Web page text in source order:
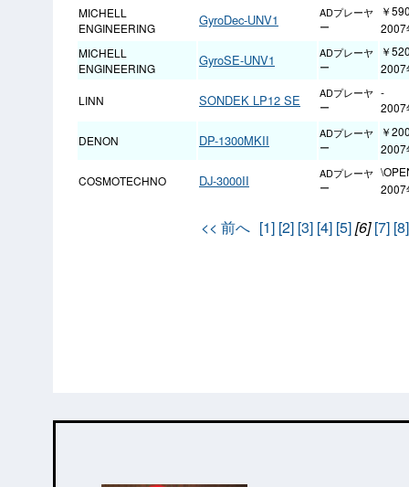
MICHELL
ENGINEERING
GyroDec-UNV1
ADプレーヤ
ー
￥
2007
MICHELL
ENGINEERING
GyroSE-UNV1
ADプレーヤ
ー
￥
2007
LINN SONDEK LP12 SE
ADプレーヤ
ー
-
2007
DENON DP-1300MKII
ADプレーヤ
ー
￥
2007
COSMOTECHNO DJ-3000II
ADプレーヤ
ー
2007
<< 前へ [1] [2] [3] [4] [5][6] [7] [8]